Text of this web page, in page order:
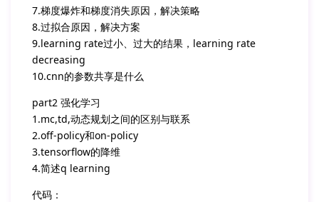
7.梯度爆炸和梯度消失原因，解决策略
8.过拟合原因，解决方案
9.learning rate过小、过大的结果，learning rate
decreasing
10.cnn的参数共享是什么
part2 强化学习
1.mc,td,动态规划之间的区别与联系
2.off-policy和on-policy
3.tensorflow的降维
4.简述q learning
代码：